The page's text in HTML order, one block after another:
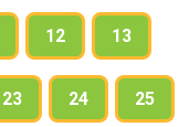
12 13
23 24 25